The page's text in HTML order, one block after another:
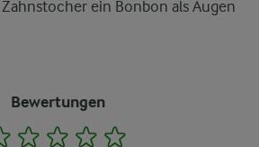
ein Bonbon als Augen
Bewertungen
1 2 3 4